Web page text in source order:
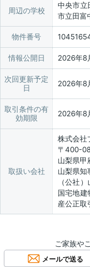
周辺の学校
中央市立
市立田富
物件番号
情報公開日 2026年8
次回更新予定
日
2026年8
取引条件の有
効期限
2026年8
取扱い会社
株式会
〒400-
山梨県甲
山梨県
（公社
国宅地建
産公正取
ご家族や
メールで送る